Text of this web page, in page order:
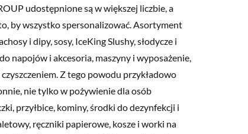
udostępnione są w większej liczbie, a
by wszystko spersonalizować. Asortyment
i dipy, sosy, IceKing Slushy, słodycze i
napojów i akcesoria, maszyny i wyposażenie,
Z tego powodu przykładowo
nie tylko w pożywienie dla osób
przyłbice, kominy, środki do dezynfekcji i
ręczniki papierowe, kosze i worki na